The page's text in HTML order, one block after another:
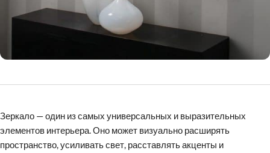
Зеркало — один из самых универсальных и выразительных
элементов интерьера. Оно может визуально расширять
пространство, усиливать свет, расставлять акценты и